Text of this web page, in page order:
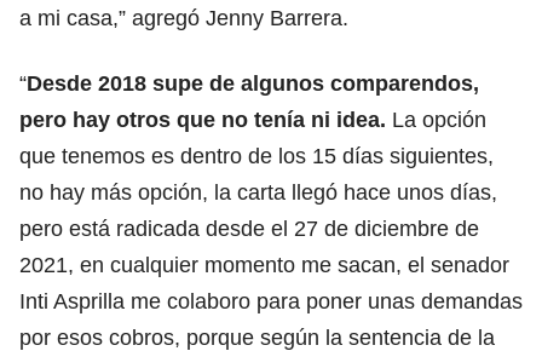
a mi casa,” agregó Jenny Barrera.
“Desde 2018 supe de algunos comparendos,
pero hay otros que no tenía ni idea. La opción
que tenemos es dentro de los 15 días siguientes,
no hay más opción, la carta llegó hace unos días,
pero está radicada desde el 27 de diciembre de
2021, en cualquier momento me sacan, el senador
Inti Asprilla me colaboro para poner unas demandas
por esos cobros, porque según la sentencia de la